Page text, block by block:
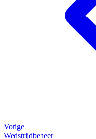
Vorige
Wedstrijdbeheer